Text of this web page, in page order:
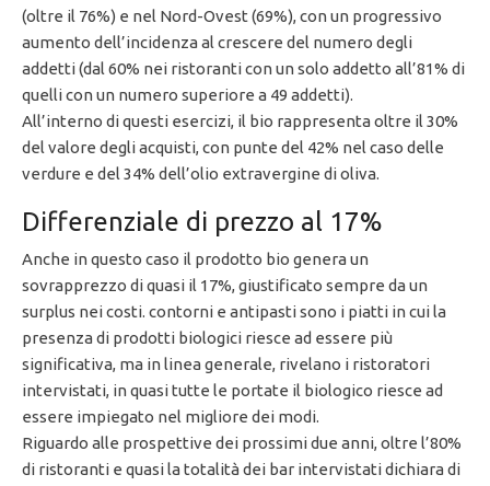
(oltre il 76%) e nel Nord-Ovest (69%), con un progressivo
aumento dell’incidenza al crescere del numero degli
addetti (dal 60% nei ristoranti con un solo addetto all’81% di
quelli con un numero superiore a 49 addetti).
All’interno di questi esercizi, il bio rappresenta oltre il 30%
del valore degli acquisti, con punte del 42% nel caso delle
verdure e del 34% dell’olio extravergine di oliva.
Differenziale di prezzo al 17%
Anche in questo caso il prodotto bio genera un
sovrapprezzo di quasi il 17%, giustificato sempre da un
surplus nei costi. contorni e antipasti sono i piatti in cui la
presenza di prodotti biologici riesce ad essere più
significativa, ma in linea generale, rivelano i ristoratori
intervistati, in quasi tutte le portate il biologico riesce ad
essere impiegato nel migliore dei modi.
Riguardo alle prospettive dei prossimi due anni, oltre l’80%
di ristoranti e quasi la totalità dei bar intervistati dichiara di